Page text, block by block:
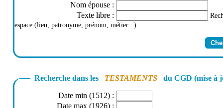
Nom épouse :
Texte libre :
espace (lieu, patronyme, prénom, métier...)
Recherche dans les TESTAMENTS du CGD (mise à
Date min (1512) :
Date max (1926) :